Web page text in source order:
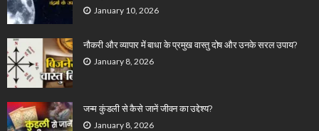
January 10, 2026
नौकरी और व्यापार में बाधा के प्रमुख वास्तु दोष और उनके सरल उपाय?
January 8, 2026
जन्म कुंडली से कैसे जानें जीवन का उद्देश्य?
January 8, 2026